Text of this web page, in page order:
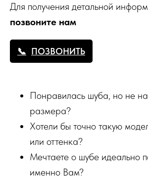
Для получения детальной
позвоните нам
ПОЗВОНИТЬ
Понравилась шуба, но не
размера?
Хотели бы точно такую
или оттенка?
Мечтаете о шубе идеально
именно Вам?